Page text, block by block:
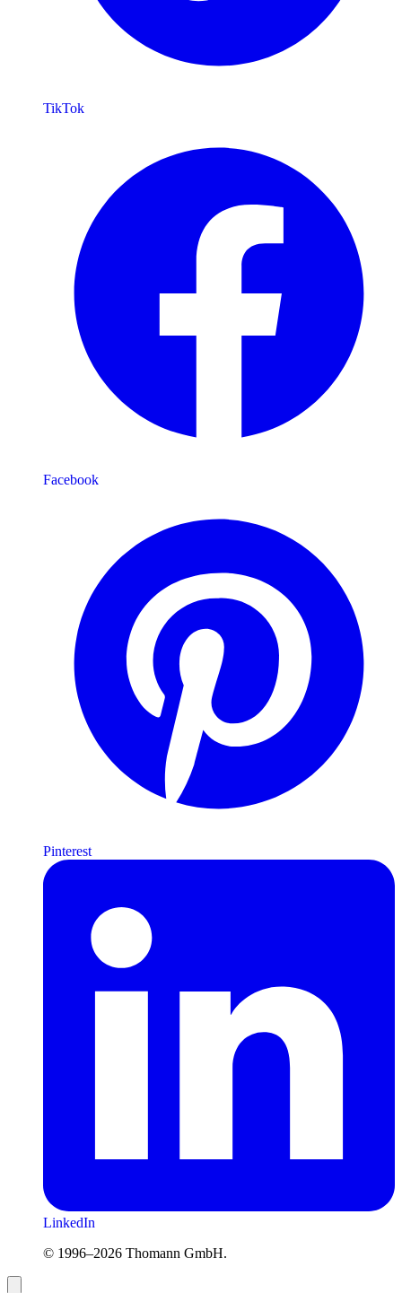
TikTok
Facebook
Pinterest
LinkedIn
© 1996–2026 Thomann GmbH.